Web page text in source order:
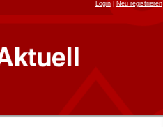
Login| Neu registrieren